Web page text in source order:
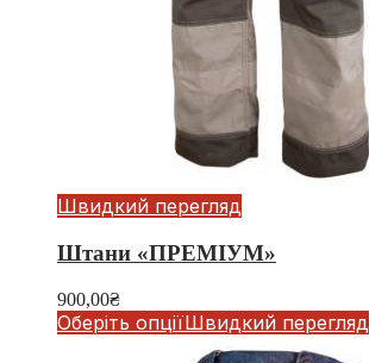
Швидкий перегляд
Штани «ПРЕМІУМ»
900,00₴
Оберіть опціїШвидкий перегляд